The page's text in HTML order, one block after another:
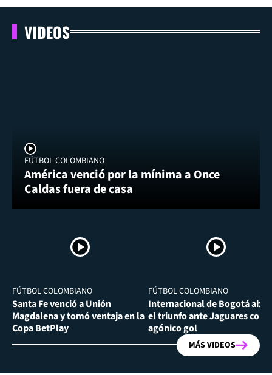
VIDEOS
FÚTBOL COLOMBIANO
América venció por la mínima a Once
Caldas fuera de casa
FÚTBOL COLOMBIANO
Santa Fe venció a Unión
Magdalena y tomó ventaja en la
Copa BetPlay
FÚTBOL COLOMBIANO
Internacional de Bogotá
el triunfo ante Jaguares con
agónico gol
MÁS VIDEOS